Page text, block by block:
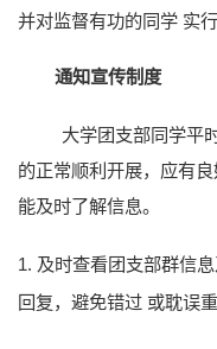
并对监督有功的同学 实
通知宣传制度
大学团支部同学平
的正常顺利开展，应有
能及时了解信息。
1. 及时查看团支部群信
回复，避免错过 或耽误